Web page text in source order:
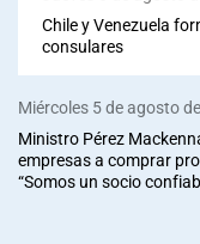
Chile y Venezuela
consulares
Miércoles 5 de agosto
Ministro Pérez
empresas a comprar
“Somos un socio